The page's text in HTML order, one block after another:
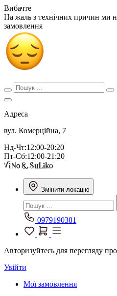
Вибачте
На жаль з технічних причин ми
замовлення
Адреса
вул. Комерційна, 7
Нд-Чт:12:00-20:20
Пт-Сб:12:00-21:20
Змінити локацію
0979190381
Авторизуйтесь для перегляду
Увійти
Мої замовлення